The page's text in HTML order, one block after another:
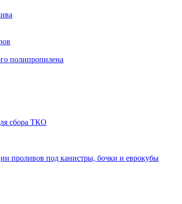
полипропилена
сбора ТКО
проливов под канистры, бочки и еврокубы